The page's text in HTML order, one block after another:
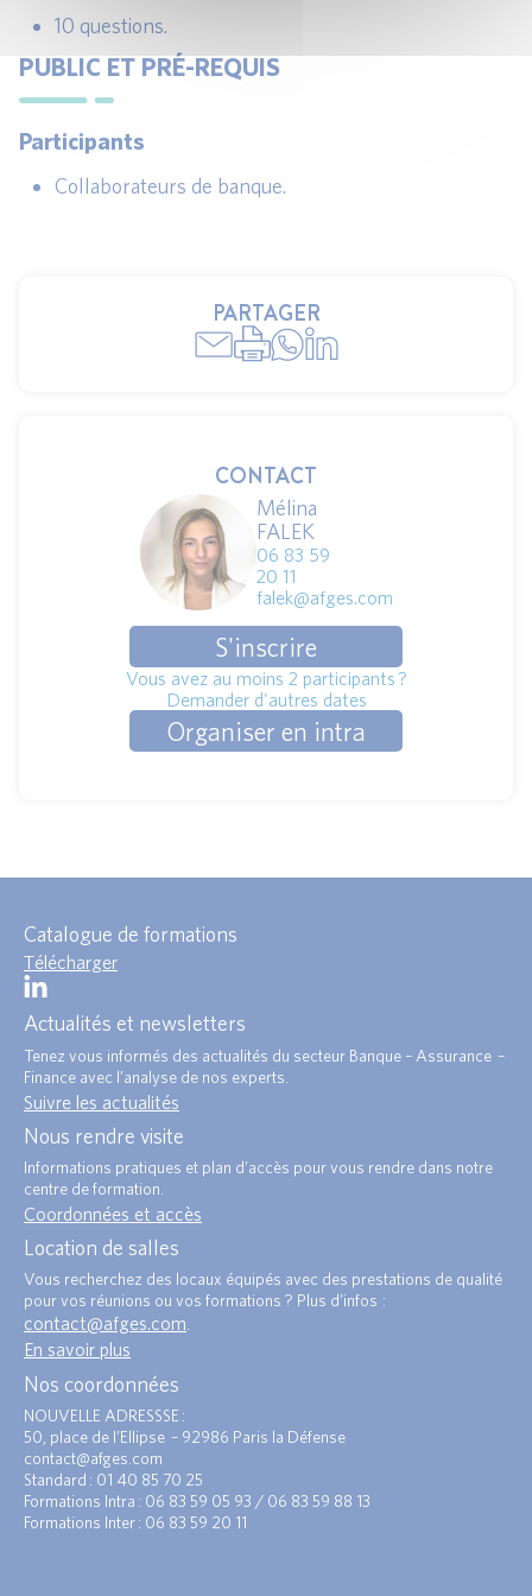
10 questions.
PUBLIC ET PRÉ-REQUIS
Participants
Collaborateurs de banque.
PARTAGER
CONTACT
Mélina
FALEK
06 83 59
20 11
falek@afges.com
S'inscrire
Vous avez au moins 2 participants ?
Demander d'autres dates
Organiser en intra
Catalogue de formations
Télécharger
Actualités et newsletters
Tenez vous informés des actualités du secteur Banque – Assurance –
Finance avec l’analyse de nos experts.
Suivre les actualités
Nous rendre visite
Informations pratiques et plan d’accès pour vous rendre dans notre
centre de formation.
Coordonnées et accès
Location de salles
Vous recherchez des locaux équipés avec des prestations de qualité
pour vos réunions ou vos formations ? Plus d’infos :
contact@afges.com.
En savoir plus
Nos coordonnées
NOUVELLE ADRESSSE :
50, place de l’Ellipse – 92986 Paris la Défense
contact@afges.com
Standard : 01 40 85 70 25
Formations Intra : 06 83 59 05 93 / 06 83 59 88 13
Formations Inter : 06 83 59 20 11